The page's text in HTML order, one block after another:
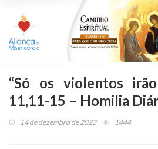
“Só os violentos
11,11-15 – Homilia
14 de dezembro de 2023 1444